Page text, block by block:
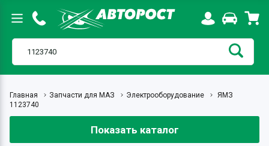
Главная Запчасти для МАЗ Электрооборудование
ЯМЗ
1123740
Показать каталог